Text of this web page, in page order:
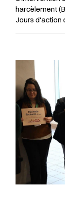
harcèlement
Jours d'action